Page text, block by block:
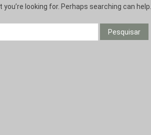
looking for. Perhaps searching can help.